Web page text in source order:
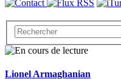
Lionel Armaghanian